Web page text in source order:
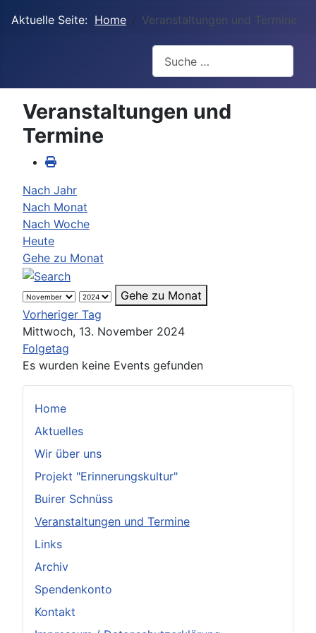
Aktuelle Seite: Home Veranstaltungen und Termine
Home
Aktuelles
Wir über uns
Projekt "Erinnerungskultur"
Buirer Schnüss
Veranstaltungen und Termine
Links
Archiv
Spendenkonto
Kontakt
Veranstaltungen und
Termine
Nach Jahr
Nach Monat
Nach Woche
Heute
Gehe zu Monat
Gehe zu Monat
Vorheriger Tag
Mittwoch, 13. November 2024
Folgetag
Es wurden keine Events gefunden